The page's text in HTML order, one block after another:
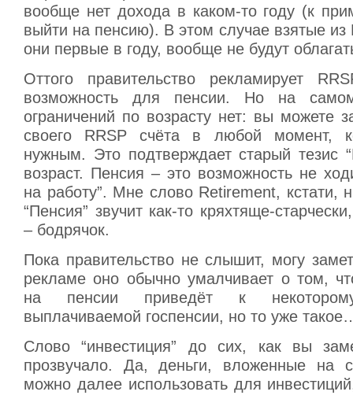
вообще нет дохода в каком-то году (к
выйти на пенсию). В этом случае взятые из
они первые в году, вообще не будут
Оттого правительство рекламирует
возможность для пенсии. Но на
ограничений по возрасту нет: вы можете
своего RRSP счёта в любой момент,
нужным. Это подтверждает старый тезис
возраст. Пенсия – это возможность не
на работу”. Мне слово Retirement, кстати,
“Пенсия” звучит как-то кряхтяще-
– бодрячок.
Пока правительство не слышит, могу
рекламе оно обычно умалчивает о том,
на пенсии приведёт к
выплачиваемой госпенсии, но то уже
Слово “инвестиция” до сих, как вы
прозвучало. Да, деньги, вложенные на
можно далее использовать для